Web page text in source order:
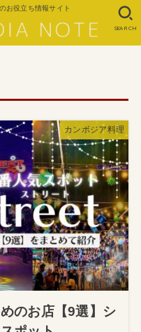
お役立ち情報サイト
SEARCH
カンボジア料理
のお店【9選】シ